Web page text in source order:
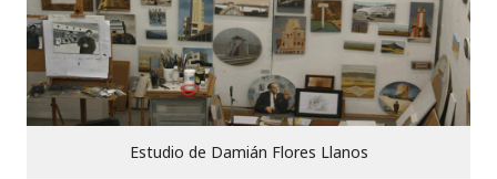
Estudio de Damián Flores Llanos